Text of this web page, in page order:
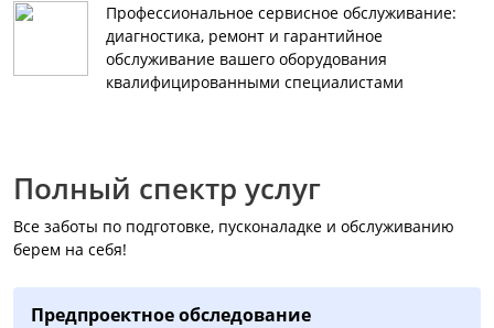
Профессиональное сервисное обслуживание:
диагностика, ремонт и гарантийное
обслуживание вашего оборудования
квалифицированными специалистами
Полный спектр услуг
Все заботы по подготовке, пусконаладке и обслуживанию
берем на себя!
Предпроектное обследование